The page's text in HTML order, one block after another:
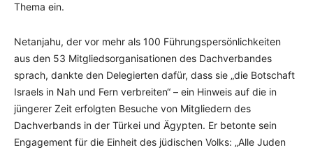
Thema ein.
Netanjahu, der vor mehr als 100 Führungspersönlichkeiten
aus den 53 Mitgliedsorganisationen des Dachverbandes
sprach, dankte den Delegierten dafür, dass sie „die Botschaft
Israels in Nah und Fern verbreiten“ – ein Hinweis auf die in
jüngerer Zeit erfolgten Besuche von Mitgliedern des
Dachverbands in der Türkei und Ägypten. Er betonte sein
Engagement für die Einheit des jüdischen Volks: „Alle Juden